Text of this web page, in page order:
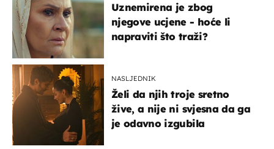
Uznemirena je zbog
njegove ucjene - hoće li
napraviti što traži?
NASLJEDNIK
Želi da njih troje sretno
žive, a nije ni svjesna da ga
je odavno izgubila